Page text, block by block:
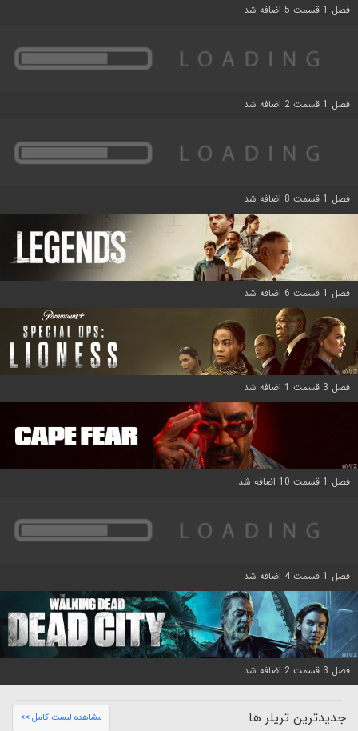
فصل 1 قسمت 5 اضافه شد
فصل 1 قسمت 2 اضافه شد
فصل 1 قسمت 8 اضافه شد
فصل 1 قسمت 6 اضافه شد
فصل 3 قسمت 1 اضافه شد
فصل 1 قسمت 10 اضافه شد
فصل 1 قسمت 4 اضافه شد
فصل 3 قسمت 2 اضافه شد
جدیدترین تریلر ها مشاهده لیست کامل >>